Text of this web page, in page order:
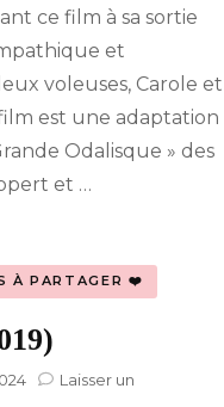
ce film à sa sortie
et
voleuses, Carole et
est une adaptation
Odalisque » des
et …
À PARTAGER ❤️
Laisser un